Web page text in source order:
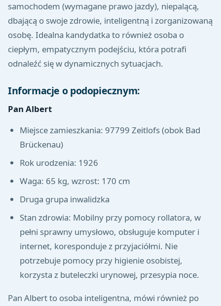
samochodem (wymagane prawo jazdy), niepalącą,
dbającą o swoje zdrowie, inteligentną i zorganizowaną
osobę. Idealna kandydatka to również osoba o
ciepłym, empatycznym podejściu, która potrafi
odnaleźć się w dynamicznych sytuacjach.
Informacje o podopiecznym:
Pan Albert
Miejsce zamieszkania: 97799 Zeitlofs (obok Bad
Brückenau)
Rok urodzenia: 1926
Waga: 65 kg, wzrost: 170 cm
Druga grupa inwalidzka
Stan zdrowia: Mobilny przy pomocy rollatora, w
pełni sprawny umysłowo, obsługuje komputer i
internet, koresponduje z przyjaciółmi. Nie
potrzebuje pomocy przy higienie osobistej,
korzysta z buteleczki urynowej, przesypia noce.
Pan Albert to osoba inteligentna, mówi również po